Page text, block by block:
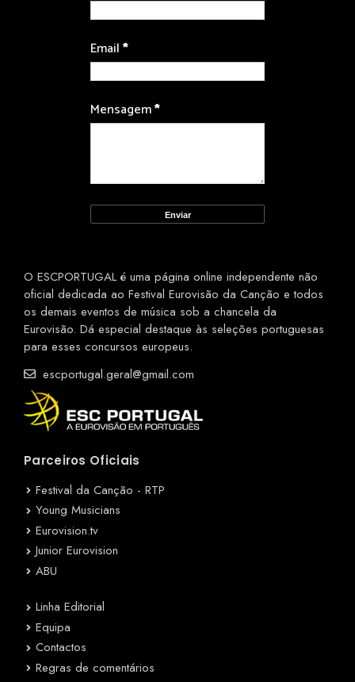
Email*
Mensagem*
O ESCPORTUGAL é uma página online independente não
oficial dedicada ao Festival Eurovisão da Canção e todos
os demais eventos de música sob a chancela da
Eurovisão. Dá especial destaque às seleções portuguesas
para esses concursos europeus.
escportugal.geral@gmail.com
Parceiros Oficiais
Festival da Canção - RTP
Young Musicians
Eurovision.tv
Junior Eurovision
ABU
Linha Editorial
Equipa
Contactos
Regras de comentários